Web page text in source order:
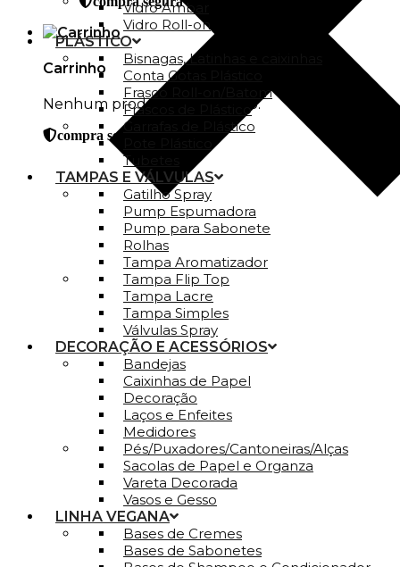
Carrinho
Nenhum produto no carrinho.
compra segura
Vidro Ambar
Vidro Roll-on
PLÁSTICO
Bisnagas, Latinhas e caixinhas
Conta Gotas Plástico
Frasco Roll-on/Batom
Frascos de Plástico
Garrafas de Plástico
Tubetes
TAMPAS E VÁLVULAS
Gatilho Spray
Pump Espumadora
Pump para Sabonete
Rolhas
Tampa Aromatizador
Tampa Flip Top
Tampa Lacre
Tampa Simples
Válvulas Spray
DECORAÇÃO E ACESSÓRIOS
Bandejas
Caixinhas de Papel
Decoração
Laços e Enfeites
Medidores
Pés/Puxadores/Cantoneiras/Alças
Sacolas de Papel e Organza
Vareta Decorada
Vasos e Gesso
LINHA VEGANA
Bases de Cremes
Bases de Sabonetes